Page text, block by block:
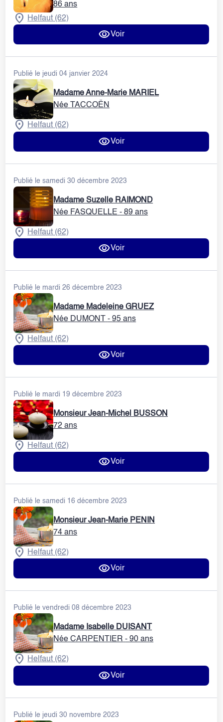
86 ans
Helfaut (62)
Voir
Publié le jeudi 04 janvier 2024
Madame Anne-Marie MARIEL
Née TACCOËN
Helfaut (62)
Voir
Publié le samedi 30 décembre 2023
Madame Suzelle RAIMOND
Née FASQUELLE - 89 ans
Helfaut (62)
Voir
Publié le mardi 26 décembre 2023
Madame Madeleine GRUEZ
Née DUMONT
- 95 ans
Helfaut (62)
Voir
Publié le mardi 19 décembre 2023
Monsieur Jean-Michel BUSSON
72 ans
Helfaut (62)
Voir
Publié le samedi 16 décembre 2023
Monsieur Jean-Marie PENIN
74 ans
Helfaut (62)
Voir
Publié le vendredi 08 décembre 2023
Madame Isabelle DUISANT
Née CARPENTIER - 90 ans
Helfaut (62)
Voir
Publié le jeudi 30 novembre 2023